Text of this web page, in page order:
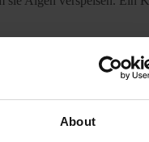
About
Töne verantwortlich.
Fakten.